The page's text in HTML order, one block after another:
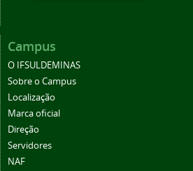
Campus
O IFSULDEMINAS
Sobre o Campus
Localização
Marca oficial
Direção
Servidores
NAF